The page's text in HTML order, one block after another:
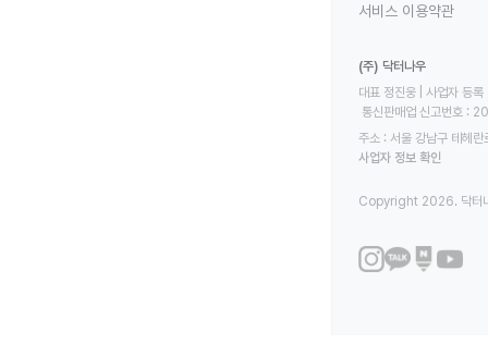
서비스 이용약관
(주) 닥터나우
대표 정진웅 | 사업자
통신판매업 신고번호
주소 : 서울 강남구 테헤
사업자 정보 확인
Copyright 2026. 닥터